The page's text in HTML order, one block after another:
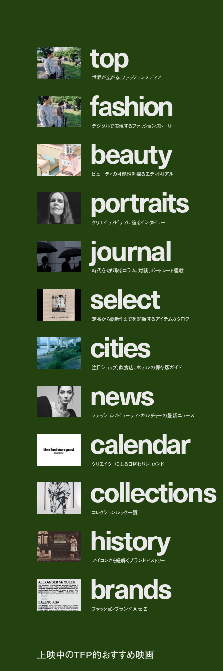
top
世界が広がる、ファッションメディア
fashion
デジタルで表現するファッションストーリー
beauty
ビューティの可能性を探るエディトリアル
portraits
クリエイティビティに迫るインタビュー
journal
時代を切り取るコラム、対談、ポートレート連載
select
定番から最新作までを網羅するアイテムカタログ
cities
注目ショップ、飲食店、ホテルの保存版ガイド
news
ファッション/ビューティ/カルチャーの最新ニュース
calendar
クリエイターによる日替わりレコメンド
collections
コレクションルック一覧
history
アイコンから紐解くブランドヒストリー
brands
ファッションブランド A to Z
上映中のTFP的おすすめ映画